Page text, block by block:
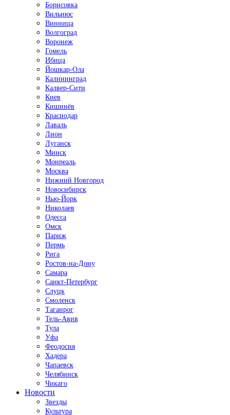
Борисовка
Вильнюс
Винница
Волгоград
Воронеж
Гомель
Ибица
Йошкар-Ола
Калининград
Калвер-Сити
Киев
Кишинёв
Краснодар
Лаваль
Лион
Луганск
Минск
Монреаль
Москва
Нижний Новгород
Новосибирск
Нью-Йорк
Николаев
Одесса
Омск
Париж
Пермь
Рига
Ростов-на-Дону
Самара
Санкт-Петербург
Слуцк
Смоленск
Таганрог
Тель-Авив
Тула
Уфа
Феодосия
Хадера
Чапаевск
Челябинск
Чикаго
Новости
Звезды
Культура